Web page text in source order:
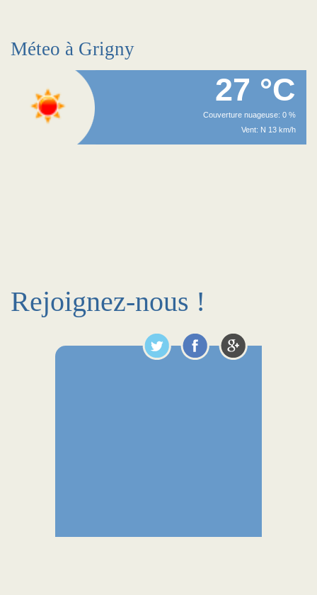
Méteo à Grigny
27 °C
Couverture nuageuse: 0 %
Vent: N 13 km/h
Rejoignez-nous !